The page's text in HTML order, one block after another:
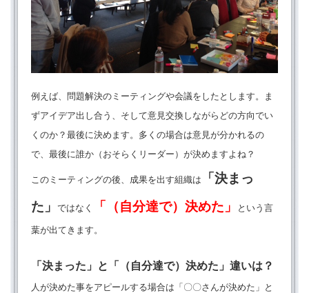
例えば、問題解決のミーティングや会議をしたとします。ま
ずアイデア出し合う、そして意見交換しながらどの方向でい
くのか？最後に決めます。多くの場合は意見が分かれるの
で、最後に誰か（おそらくリーダー）が決めますよね？
このミーティングの後、成果を出す組織は
「決まっ
た」
ではなく 「（自分達で）決めた」 という言
葉が出てきます。
「決まった」と「（自分達で）決めた」違いは？
人が決めた事をアピールする場合は「〇〇さんが決めた」と